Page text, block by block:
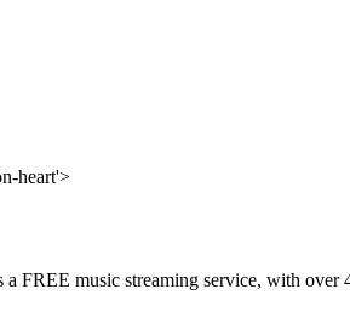
heart'>
FREE music streaming service, with over